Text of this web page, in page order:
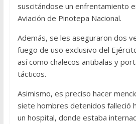
suscitándose un enfrentamiento
Aviación de Pinotepa Nacional.
Además, se les aseguraron dos
fuego de uso exclusivo del
así como chalecos antibalas y
tácticos.
Asimismo, es preciso hacer
siete hombres detenidos falleció
un hospital, donde estaba